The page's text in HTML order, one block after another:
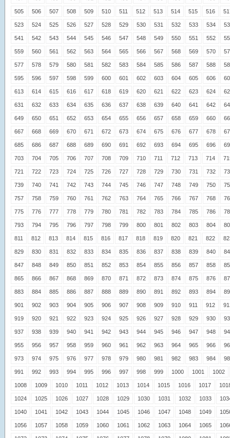
505 506 507 508 509 510 511 512 513 514 515 516
523 524 525 526 527 528 529 530 531 532 533 534
541 542 543 544 545 546 547 548 549 550 551 552
559 560 561 562 563 564 565 566 567 568 569 570
577 578 579 580 581 582 583 584 585 586 587 588
595 596 597 598 599 600 601 602 603 604 605 606
613 614 615 616 617 618 619 620 621 622 623 624
631 632 633 634 635 636 637 638 639 640 641 642
649 650 651 652 653 654 655 656 657 658 659 660
667 668 669 670 671 672 673 674 675 676 677 678
685 686 687 688 689 690 691 692 693 694 695 696
703 704 705 706 707 708 709 710 711 712 713 714
721 722 723 724 725 726 727 728 729 730 731 732
739 740 741 742 743 744 745 746 747 748 749 750
757 758 759 760 761 762 763 764 765 766 767 768
775 776 777 778 779 780 781 782 783 784 785 786
793 794 795 796 797 798 799 800 801 802 803 804
811 812 813 814 815 816 817 818 819 820 821 822
829 830 831 832 833 834 835 836 837 838 839 840
847 848 849 850 851 852 853 854 855 856 857 858
865 866 867 868 869 870 871 872 873 874 875 876
883 884 885 886 887 888 889 890 891 892 893 894
901 902 903 904 905 906 907 908 909 910 911 912
919 920 921 922 923 924 925 926 927 928 929 930
937 938 939 940 941 942 943 944 945 946 947 948
955 956 957 958 959 960 961 962 963 964 965 966
973 974 975 976 977 978 979 980 981 982 983 984
991 992 993 994 995 996 997 998 999 1000 1001 1002
1008 1009 1010 1011 1012 1013 1014 1015 1016 1017
1024 1025 1026 1027 1028 1029 1030 1031 1032 1033
1040 1041 1042 1043 1044 1045 1046 1047 1048 1049
1056 1057 1058 1059 1060 1061 1062 1063 1064 1065